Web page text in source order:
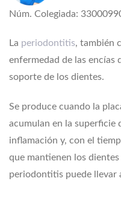
Núm. Colegiada:
La periodontitis, también
enfermedad de las encías
soporte de los dientes.
Se produce cuando la
acumulan en la superficie
inflamación y, con el
que mantienen los
periodontitis puede llevar